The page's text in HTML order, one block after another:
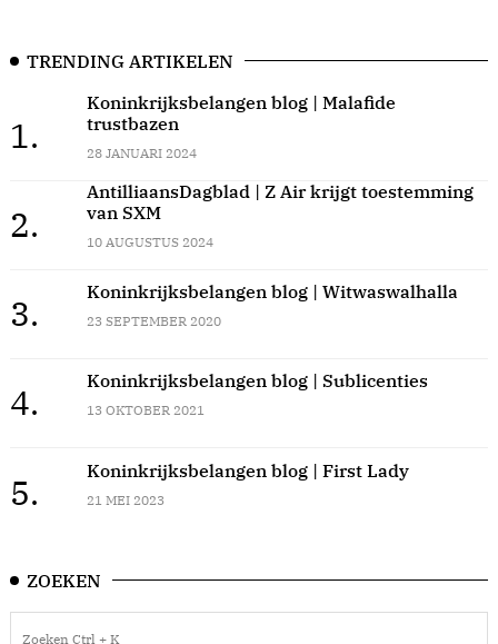
TRENDING ARTIKELEN
1.
Koninkrijksbelangen blog | Malafide
trustbazen
28 JANUARI 2024
2.
AntilliaansDagblad | Z Air krijgt toestemming
van SXM
10 AUGUSTUS 2024
3.
Koninkrijksbelangen blog | Witwaswalhalla
23 SEPTEMBER 2020
4.
Koninkrijksbelangen blog | Sublicenties
13 OKTOBER 2021
5.
Koninkrijksbelangen blog | First Lady
21 MEI 2023
ZOEKEN